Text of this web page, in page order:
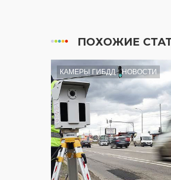
ПОХОЖИЕ
КАМЕРЫ ГИБДД НОВОСТИ